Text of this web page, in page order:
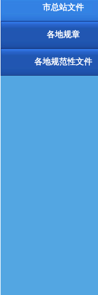
市总站文件
各地规章
各地规范性文件